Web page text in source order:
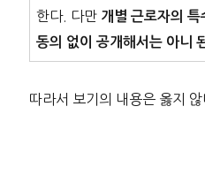
한다. 다만 개별 근로자의 특
동의 없이 공개해서는 아니
따라서 보기의 내용은 옳지 않